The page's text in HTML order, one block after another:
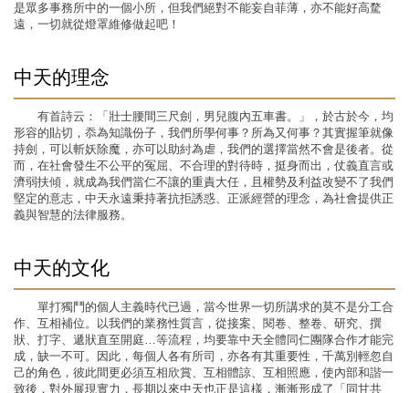
是眾多事務所中的一個小所，但我們絕對不能妄自菲薄，亦不能好高騖
遠，一切就從燈罩維修做起吧！
中天的理念
有首詩云：「壯士腰間三尺劍，男兒腹內五車書。」，於古於今，均
形容的貼切，忝為知識份子，我們所學何事？所為又何事？其實握筆就像
持劍，可以斬妖除魔，亦可以助紂為虐，我們的選擇當然不會是後者。從
而，在社會發生不公平的冤屈、不合理的對待時，挺身而出，仗義直言或
濟弱扶傾，就成為我們當仁不讓的重責大任，且權勢及利益改變不了我們
堅定的意志，中天永遠秉持著抗拒誘惑、正派經營的理念，為社會提供正
義與智慧的法律服務。
中天的文化
單打獨鬥的個人主義時代已過，當今世界一切所講求的莫不是分工合
作、互相補位。以我們的業務性質言，從接案、閱卷、整卷、研究、撰
狀、打字、遞狀直至開庭…等流程，均要靠中天全體同仁團隊合作才能完
成，缺一不可。因此，每個人各有所司，亦各有其重要性，千萬別輕忽自
己的角色，彼此間更必須互相欣賞、互相體諒、互相照應，使內部和諧一
致後，對外展現實力，長期以來中天也正是這樣，漸漸形成了「同甘共